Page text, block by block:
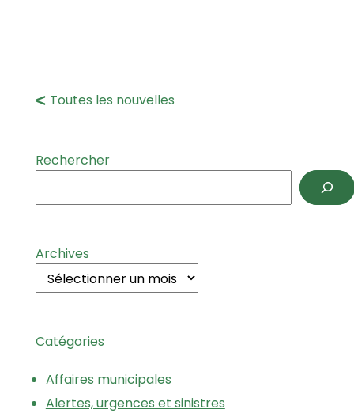
Toutes les nouvelles
Rechercher
Archives
Catégories
Affaires municipales
Alertes, urgences et sinistres